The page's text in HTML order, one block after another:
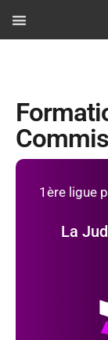
contenu
La
1ère ligue